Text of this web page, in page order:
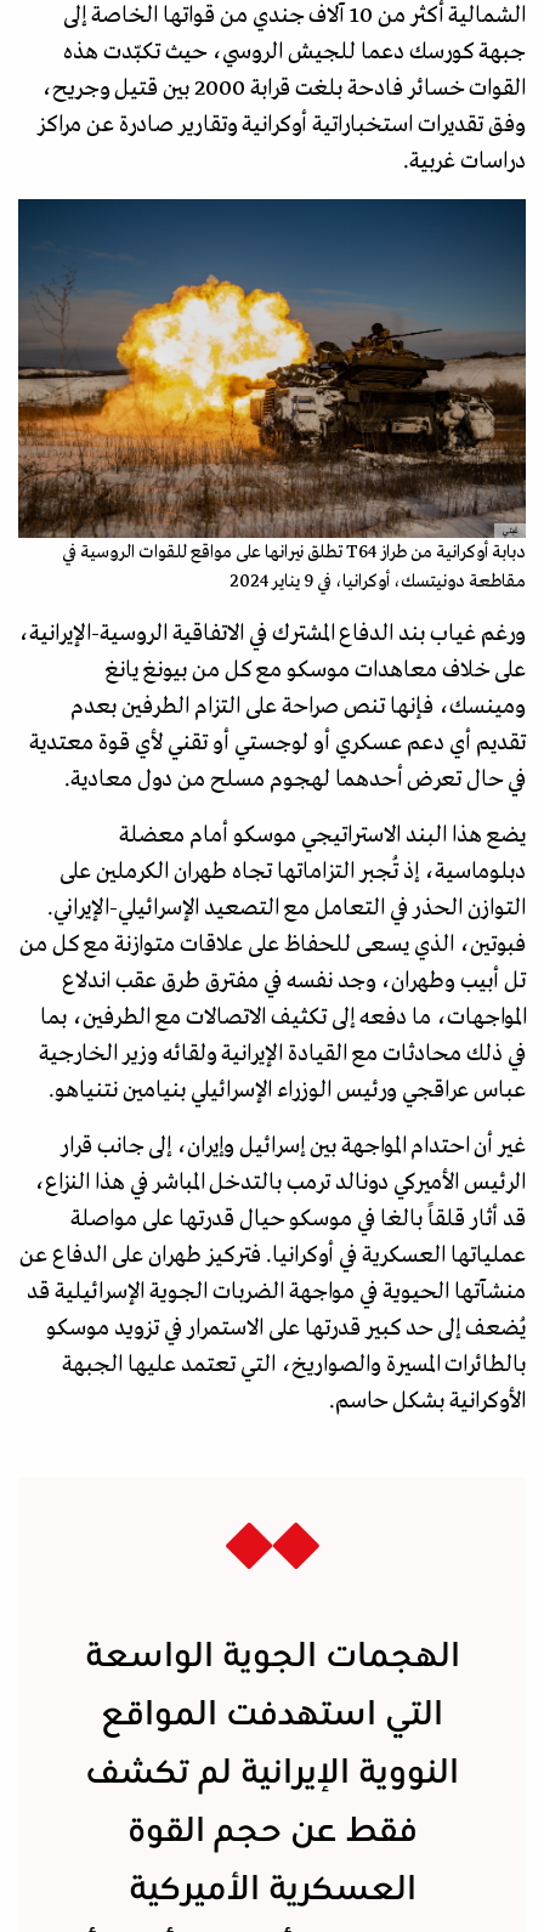
الشمالية أكثر من 10 آلاف جندي من قواتها الخاصة إلى
جبهة كورسك دعما للجيش الروسي، حيث تكبّدت هذه
القوات خسائر فادحة بلغت قرابة 2000 بين قتيل وجريح،
وفق تقديرات استخباراتية أوكرانية وتقارير صادرة عن مراكز
دراسات غربية.
غيتي
دبابة أوكرانية من طراز T64 تطلق نيرانها على مواقع للقوات الروسية في
مقاطعة دونيتسك، أوكرانيا، في 9 يناير 2024
ورغم غياب بند الدفاع المشترك في الاتفاقية الروسية-الإيرانية،
على خلاف معاهدات موسكو مع كل من بيونغ يانغ
ومينسك، فإنها تنص صراحة على التزام الطرفين بعدم
تقديم أي دعم عسكري أو لوجستي أو تقني لأي قوة معتدية
في حال تعرض أحدهما لهجوم مسلح من دول معادية.
يضع هذا البند الاستراتيجي موسكو أمام معضلة
دبلوماسية، إذ تُجبر التزاماتها تجاه طهران الكرملين على
التوازن الحذر في التعامل مع التصعيد الإسرائيلي-الإيراني.
فبوتين، الذي يسعى للحفاظ على علاقات متوازنة مع كل من
تل أبيب وطهران، وجد نفسه في مفترق طرق عقب اندلاع
المواجهات، ما دفعه إلى تكثيف الاتصالات مع الطرفين، بما
في ذلك محادثات مع القيادة الإيرانية ولقائه وزير الخارجية
عباس عراقجي ورئيس الوزراء الإسرائيلي بنيامين نتنياهو.
غير أن احتدام المواجهة بين إسرائيل وإيران، إلى جانب قرار
الرئيس الأميركي دونالد ترمب بالتدخل المباشر في هذا النزاع،
قد أثار قلقاً بالغا في موسكو حيال قدرتها على مواصلة
عملياتها العسكرية في أوكرانيا. فتركيز طهران على الدفاع عن
منشآتها الحيوية في مواجهة الضربات الجوية الإسرائيلية قد
يُضعف إلى حد كبير قدرتها على الاستمرار في تزويد موسكو
بالطائرات المسيرة والصواريخ، التي تعتمد عليها الجبهة
الأوكرانية بشكل حاسم.
الهجمات الجوية الواسعة
التي استهدفت المواقع
النووية الإيرانية لم تكشف
فقط عن حجم القوة
العسكرية الأميركية